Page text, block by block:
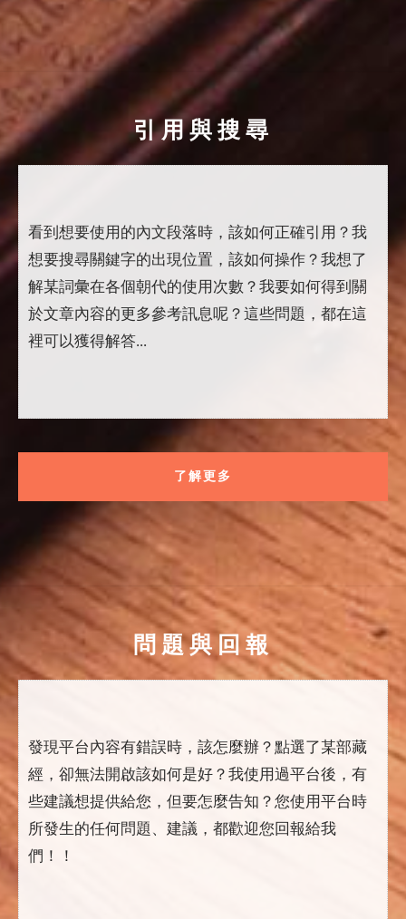
引用與搜尋
看到想要使用的內文段落時，該如何正確引用？我
想要搜尋關鍵字的出現位置，該如何操作？我想了
解某詞彙在各個朝代的使用次數？我要如何得到關
於文章內容的更多參考訊息呢？這些問題，都在這
裡可以獲得解答...
了解更多
問題與回報
發現平台內容有錯誤時，該怎麼辦？點選了某部藏
經，卻無法開啟該如何是好？我使用過平台後，有
些建議想提供給您，但要怎麼告知？您使用平台時
所發生的任何問題、建議，都歡迎您回報給我
們！！